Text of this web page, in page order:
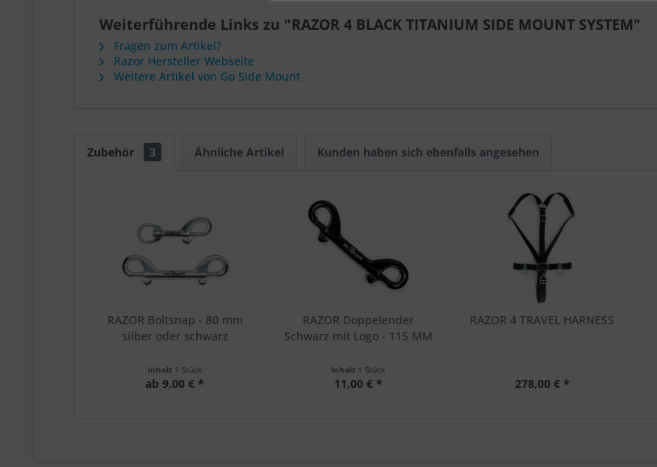
Weiterführende Links zu "RAZOR 4 BLACK TITANIUM SIDE MOUNT SYSTEM"
Fragen zum Artikel?
Razor Hersteller Webseite
Weitere Artikel von Go Side Mount
Zubehör 3 Ähnliche Artikel Kunden haben sich ebenfalls angesehen
RAZOR Boltsnap - 80 mm
silber oder schwarz
Inhalt 1 Stück
ab 9,00 € *
RAZOR Doppelender
Schwarz mit Logo - 115 MM
Inhalt 1 Stück
11,00 € *
RAZOR 4 TRAVEL HARNESS
278,00 € *